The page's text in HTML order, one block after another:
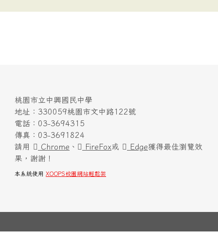
桃園市立中興國民中學
地址：330059桃園市文中路122號
電話：03-3694315
傳真：03-3691824
請用
Chrome 、 FireFox或 Edge獲得最佳瀏覽效
果，謝謝！
本系統使用 XOOPS校園網站輕鬆架